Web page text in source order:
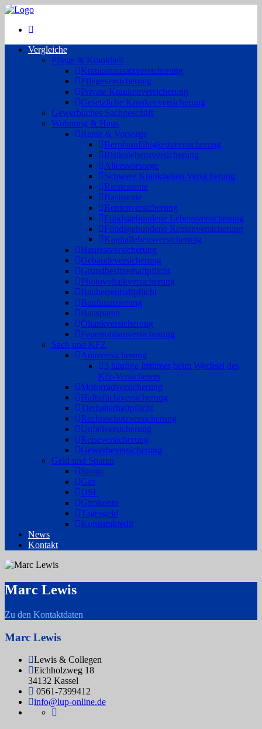
Vergleiche
Pflege & Krankheit
Krankenzusatzversicherung
Pflegeversicherung
Private Krankenversicherung
Gesetzliche Krankenversicherung
Gewerbliches Sachgeschäft
Wohnung & Haus
Rente & Vorsorge
Berufs­unfähigkeitsversicherung
Risikolebensversicherung
Altersvorsorge
Schwere Krankheiten Versicherung
Riesterrente
Basisrente
Rentenversicherung
Fondsgebundene Lebensversicherung
Fondsgebundene Rentenversicherung
Kapitallebensversicherung
Hausratversicherung
Gebäudeversicherung
Grundbesitzerhaftpflicht
Photovoltaikversicherung
Bauherrenhaftpflicht
Baufinanzierung
Bausparen
Öltankversicherung
Feuerrohbauversicherung
Sach und KFZ
Autoversicherung
3 häufige Irrtümer beim Wechsel des
Kfz-Versicherers
Motorradversicherung
Haftpflichtversicherung
Tierhalterhaftpflicht
Rechtsschutzversicherung
Unfallversicherung
Reiseversicherung
Gewerbeversicherung
Geld und Sparen
Strom
Gas
DSL
Girokonto
Tagesgeld
Konsumkredit
News
Kontakt
Marc Lewis
Zu den Kontaktdaten
Marc Lewis
Lewis & Collegen
Eichholzweg 18
34132 Kassel
0561-7399412
info@lup-online.de